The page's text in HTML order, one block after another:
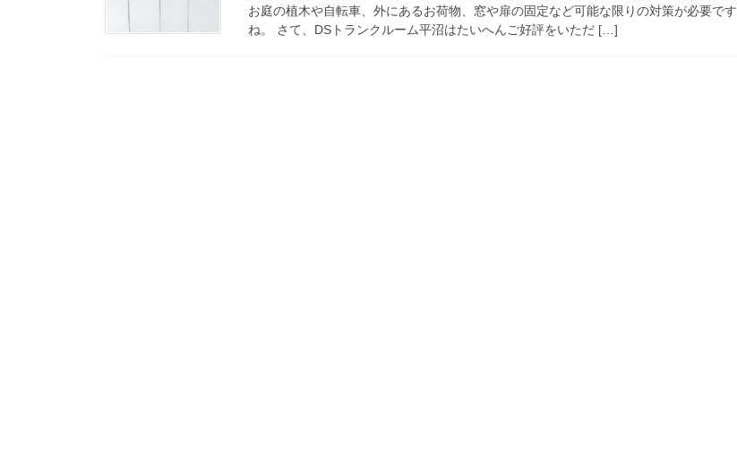
お庭の植木や自転車、外にあるお荷物、窓や扉の固定など可能な限りの対策が必要です
ね。 さて、DSトランクルーム平沼はたいへんご好評をいただ […]